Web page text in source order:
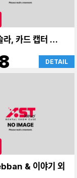
라, 카드 캡터 사쿠
라
DETAIL
& 이야기 외